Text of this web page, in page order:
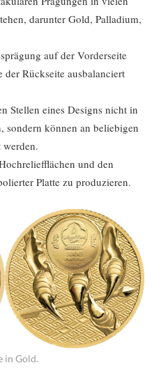
darunter Gold, Palladium,
auf der Vorderseite
Rückseite ausbalanciert
Stellen eines Designs nicht in
sondern können an beliebigen
und den
Platte zu produzieren.
in Gold.